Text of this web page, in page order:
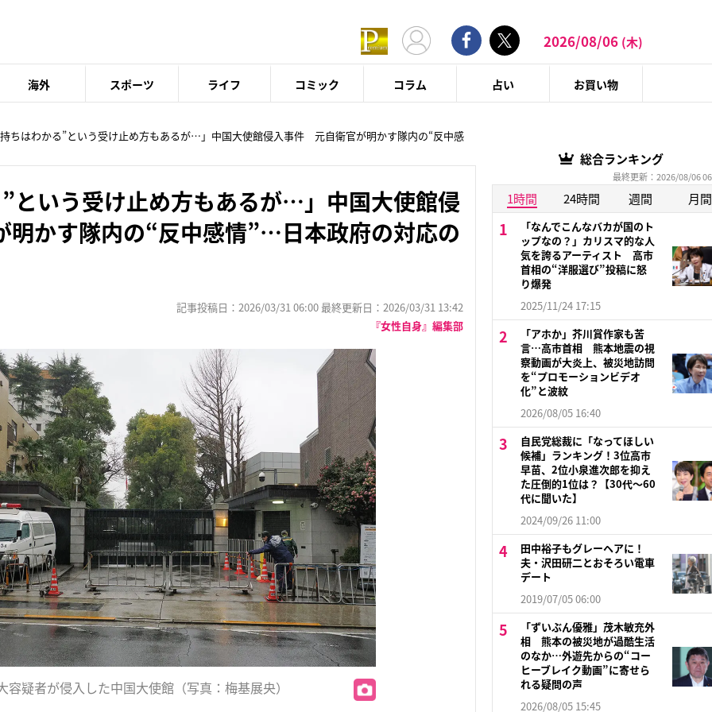
2026/08/06 (木)
海外 スポーツ ライフ コミック コラム 占い お買い物
ちはわかる”という受け止め方もあるが…」中国大使館侵入事件 元自衛官が明かす隊内の“反中感
という受け止め方もあるが…」中国大使館侵
かす隊内の“反中感情”…日本政府の対応の
記事投稿日：2026/03/31 06:00 最終更新日：2026/03/31 13:42
『女性自身』編集部
容疑者が侵入した中国大使館（写真：梅基展央）
総合ランキング
最終更新：2026/08/06
1時間 24時間 週間 月間
「なんでこんなバカが国のト
ップなの？」カリスマ的な人
気を誇るアーティスト 高市
首相の“洋服選び”投稿に怒
り爆発
2025/11/24 17:15
「アホか」芥川賞作家も苦
言…高市首相 熊本地震の視
察動画が大炎上、被災地訪問
を“プロモーションビデオ
化”と波紋
2026/08/05 16:40
自民党総裁に「なってほしい
候補」ランキング！3位高市
早苗、2位小泉進次郎を抑え
た圧倒的1位は？【30代〜60
代に聞いた】
2024/09/26 11:00
田中裕子もグレーヘアに！
夫・沢田研二とおそろい電車
デート
2019/07/05 06:00
「ずいぶん優雅」茂木敏充外
相 熊本の被災地が過酷生活
のなか…外遊先からの“コー
ヒーブレイク動画”に寄せら
れる疑問の声
2026/08/05 15:45